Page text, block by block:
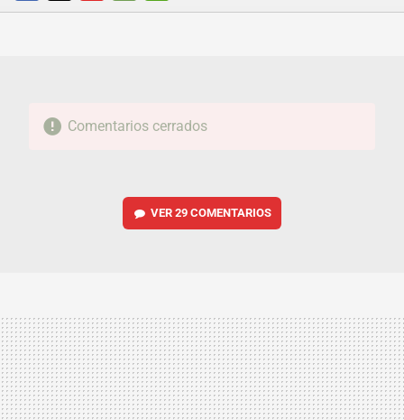
FACEBOOKTWITTERFLIPBOARD
E-
WHATSAPP
Comentarios cerrados
VER 29 COMENTARIOS